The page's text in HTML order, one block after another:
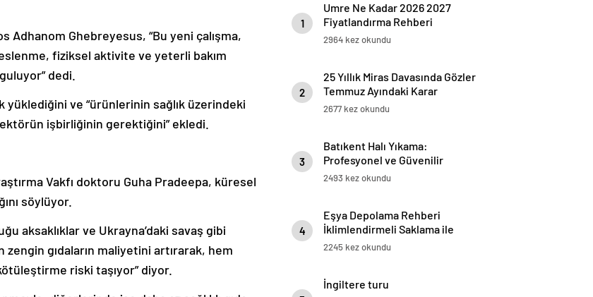
Adhanom Ghebreyesus, “Bu yeni çalışma,
fiziksel aktivite ve yeterli bakım
dedi.
ve “ürünlerinin sağlık üzerindeki
işbirliğinin gerektiğini” ekledi.
Vakfı doktoru Guha Pradeepa, küresel
söylüyor.
aksaklıklar ve Ukrayna’daki savaş gibi
gıdaların maliyetini artırarak, hem
riski taşıyor” diyor.
1
Umre Ne Kadar 2026 2027
Fiyatlandırma Rehberi
2964 kez okundu
2
25 Yıllık Miras Davasında Gözler
Temmuz Ayındaki Karar
Duruşmasına Çevrildi
2677 kez okundu
3
Batıkent Halı Yıkama:
Profesyonel ve Güvenilir
Hizmetler
2493 kez okundu
4
Eşya Depolama Rehberi
İklimlendirmeli Saklama ile
Güvenli Kullanım
2245 kez okundu
İngiltere turu